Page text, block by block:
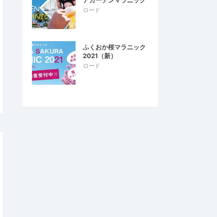
ロード
ふくおか桜マラニック
2021（新）
ロード